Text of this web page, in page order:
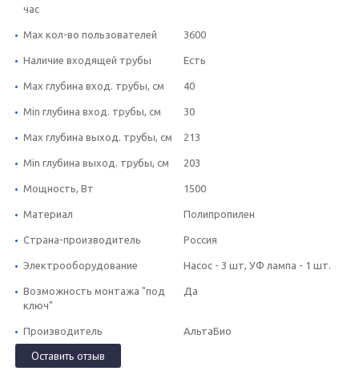
час
Max кол-во пользователей 3600
Наличие входящей трубы Есть
Max глубина вход. трубы, см 40
Min глубина вход. трубы, см 30
Max глубина выход. трубы, см 213
Min глубина выход. трубы, см 203
Мощность, Вт 1500
Материал Полипропилен
Страна-производитель Россия
Электрооборудование Насос - 3 шт, УФ лампа - 1 шт.
Возможность монтажа "под
ключ"
Да
Производитель АльтаБио
Оставить отзыв